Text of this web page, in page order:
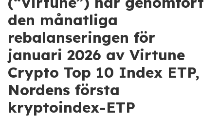
den månatliga
rebalanseringen för
januari 2026 av Virtune
Crypto Top 10 Index ETP,
Nordens första
kryptoindex-ETP